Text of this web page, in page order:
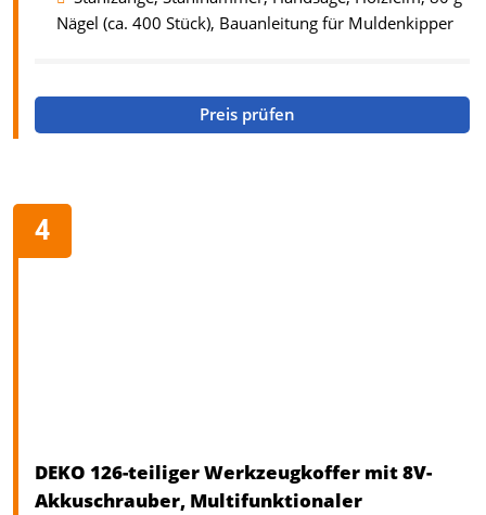
Nägel (ca. 400 Stück), Bauanleitung für Muldenkipper
Preis prüfen
DEKO 126-teiliger Werkzeugkoffer mit 8V-
Akkuschrauber, Multifunktionaler